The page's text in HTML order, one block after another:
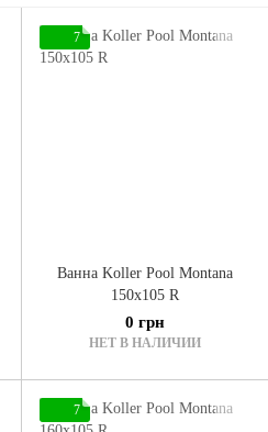
7
Ванна Koller Pool Montana
150x105 R
0 грн
НЕТ В НАЛИЧИИ
7